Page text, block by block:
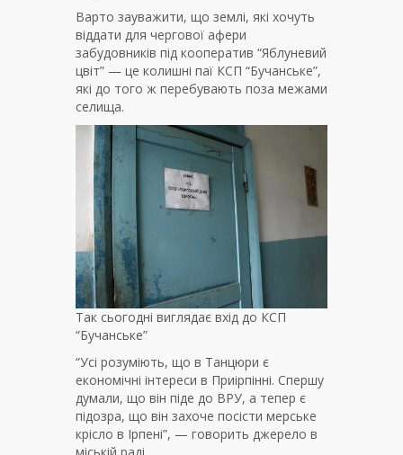
Варто зауважити, що землі, які хочуть
віддати для чергової афери
забудовників під кооператив “Яблуневий
цвіт” — це колишні паї КСП “Бучанське”,
які до того ж перебувають поза межами
селища.
Так сьогодні виглядає вхід до КСП
“Бучанське”
“Усі розуміють, що в Танцюри є
економічні інтереси в Приірпінні. Спершу
думали, що він піде до ВРУ, а тепер є
підозра, що він захоче посісти мерське
крісло в Ірпені”, — говорить джерело в